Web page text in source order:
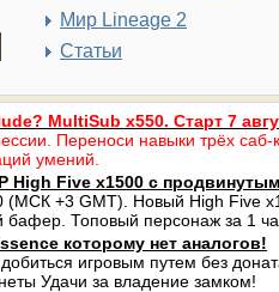
Мир Lineage 2
Статьи
MultiSub x550. Старт 7
Переноси навыки трёх саб-
умений.
High Five x1500 с
(МСК +3 GMT). Новый High Five
Топовый персонаж за 1
которому нет аналогов!
игровым путем без
Удачи за владение замком!